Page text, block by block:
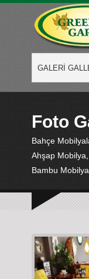
Foto
Bahçe
Ahşap
Bambu Mobilya